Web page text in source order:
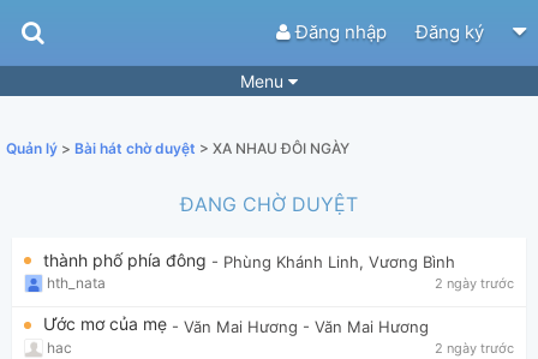
Đăng nhập Đăng ký
Menu
Tìm theo hợp âm Tải ứng dụng
Yêu cầu hợp âm
Quản lý > Bài hát chờ duyệt > XA NHAU ĐÔI NGÀY
ĐANG CHỜ DUYỆT
thành phố phía đông - Phùng Khánh Linh, Vương Bình
hth_nata 2 ngày trước
Ước mơ của mẹ - Văn Mai Hương - Văn Mai Hương
hac 2 ngày trước